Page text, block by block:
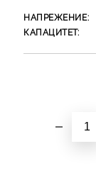
НАПРЕЖЕНИЕ:
КАПАЦИТЕТ: